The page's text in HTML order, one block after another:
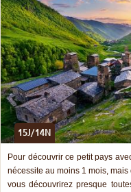
15J/14N
Pour découvrir ce petit pays
nécessite au moins 1 mois,
vous découvrirez presque